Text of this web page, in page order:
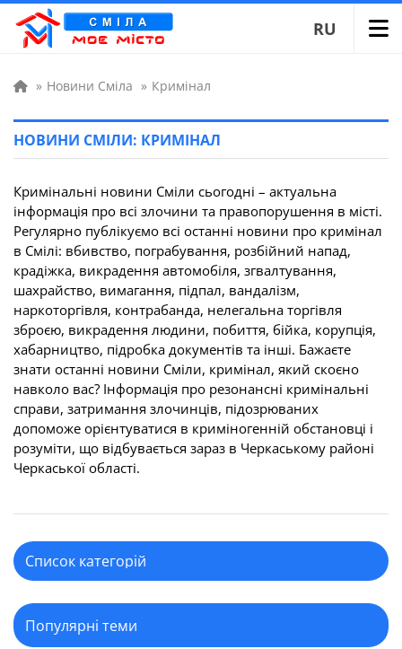
RU
» Новини Сміла » Кримінал
НОВИНИ СМІЛИ: КРИМІНАЛ
Кримінальні новини Сміли сьогодні – актуальна
інформація про всі злочини та правопорушення в місті.
Регулярно публікуємо всі останні новини про кримінал
в Смілі: вбивство, пограбування, розбійний напад,
крадіжка, викрадення автомобіля, згвалтування,
шахрайство, вимагання, підпал, вандалізм,
наркоторгівля, контрабанда, нелегальна торгівля
зброєю, викрадення людини, побиття, бійка, корупція,
хабарництво, підробка документів та інші. Бажаєте
знати останні новини Сміли, кримінал, який скоєно
навколо вас? Інформація про резонансні кримінальні
справи, затримання злочинців, підозрюваних
допоможе орієнтуватися в криміногенній обстановці і
розуміти, що відбувається зараз в Черкаському районі
Черкаської області.